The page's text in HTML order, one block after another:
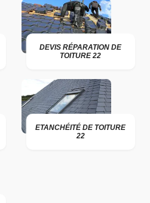
DEVIS RÉPARATION DE
TOITURE 22
ETANCHÉITÉ DE TOITURE
22